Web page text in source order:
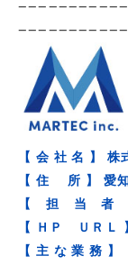
【 会 社 名 】 株
【 住 所 】 愛
【 担 当 者
【 ＨＰ ＵＲＬ
【 主 な 業 務